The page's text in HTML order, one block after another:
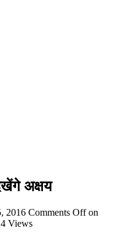
अक्षय
2016 Comments Offon
Views